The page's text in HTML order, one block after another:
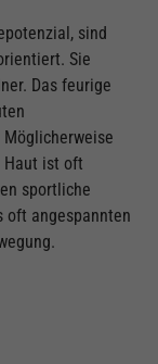
sind
Sie
Das feurige
Haut ist oft
sportliche
oft angespannten